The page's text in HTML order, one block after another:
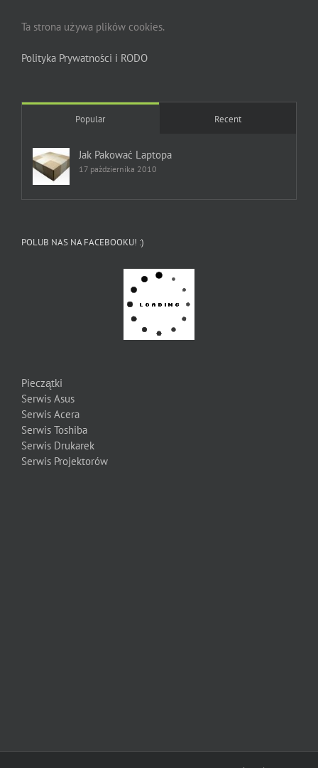
Ta strona używa plików cookies.
Polityka Prywatności i RODO
Popular Recent
Jak Pakować Laptopa
17 października 2010
POLUB NAS NA FACEBOOKU! :)
Pieczątki
Serwis Asus
Serwis Acera
Serwis Toshiba
Serwis Drukarek
Serwis Projektorów